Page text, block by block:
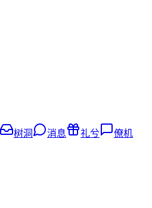
树洞 消息 礼兮 僚机